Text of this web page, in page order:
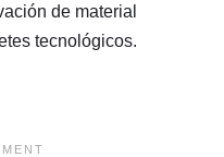
de material
tecnológicos.